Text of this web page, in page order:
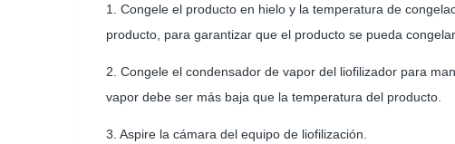
1. Congele el producto en hielo y la temperatura de
producto, para garantizar que el producto se pueda
2. Congele el condensador de vapor del liofilizador para
vapor debe ser más baja que la temperatura del producto.
3. Aspire la cámara del equipo de liofilización.